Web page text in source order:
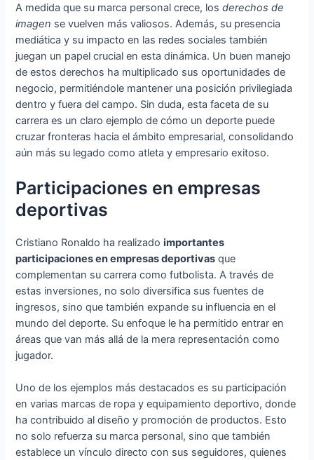
A medida que su marca personal crece, losderechos de
imagen se vuelven más valiosos. Además, su presencia
mediática y su impacto en las redes sociales también
juegan un papel crucial en esta dinámica. Un buen manejo
de estos derechos ha multiplicado sus oportunidades de
negocio, permitiéndole mantener una posición privilegiada
dentro y fuera del campo. Sin duda, esta faceta de su
carrera es un claro ejemplo de cómo un deporte puede
cruzar fronteras hacia el ámbito empresarial, consolidando
aún más su legado como atleta y empresario exitoso.
Participaciones en empresas
deportivas
Cristiano Ronaldo ha realizadoimportantes
participaciones en empresas deportivas que
complementan su carrera como futbolista. A través de
estas inversiones, no solo diversifica sus fuentes de
ingresos, sino que también expande su influencia en el
mundo del deporte. Su enfoque le ha permitido entrar en
áreas que van más allá de la mera representación como
jugador.
Uno de los ejemplos más destacados es su participación
en varias marcas de ropa y equipamiento deportivo, donde
ha contribuido al diseño y promoción de productos. Esto
no solo refuerza su marca personal, sino que también
establece un vínculo directo con sus seguidores, quienes